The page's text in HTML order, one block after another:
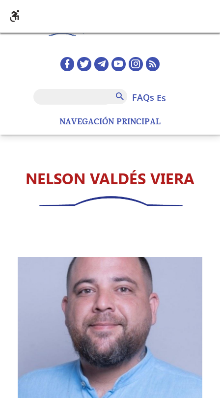
NAVEGACIÓN PRINCIPAL
Redes sociales home
FAQs
FAQs es
NELSON VALDÉS VIERA